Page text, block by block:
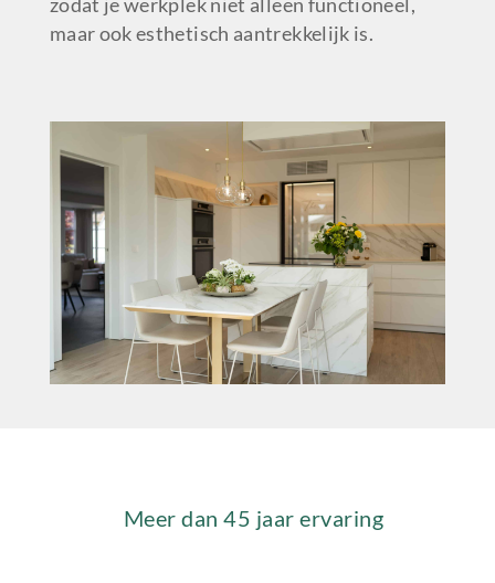
maar ook esthetisch aantrekkelijk is.
Meer dan 45 jaar ervaring